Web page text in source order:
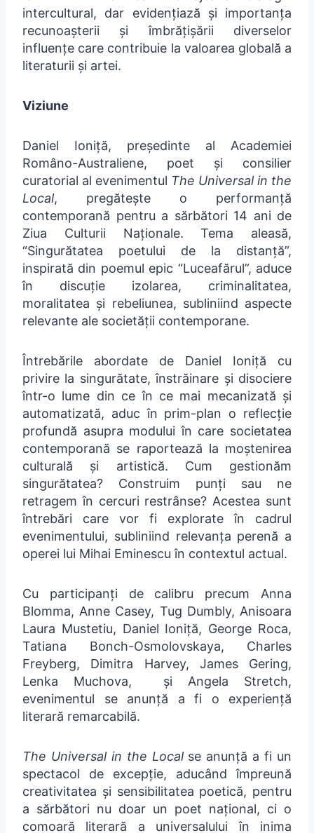
intercultural, dar evidențiază și importanța
recunoașterii și îmbrățișării diverselor
influențe care contribuie la valoarea globală a
literaturii și artei.
Viziune
Daniel Ioniță, președinte al Academiei
Româno-Australiene, poet și consilier
curatorial al evenimentul The Universal in the
Local, pregătește o performanță
contemporană pentru a sărbători 14 ani de
Ziua Culturii Naționale. Tema aleasă,
“Singurătatea poetului de la distanță”,
inspirată din poemul epic “Luceafărul”, aduce
în discuție izolarea, criminalitatea,
moralitatea și rebeliunea, subliniind aspecte
relevante ale societății contemporane.
Întrebările abordate de Daniel Ioniță cu
privire la singurătate, înstrăinare și disociere
într-o lume din ce în ce mai mecanizată și
automatizată, aduc în prim-plan o reflecție
profundă asupra modului în care societatea
contemporană se raportează la moștenirea
culturală și artistică. Cum gestionăm
singurătatea? Construim punți sau ne
retragem în cercuri restrânse? Acestea sunt
întrebări care vor fi explorate în cadrul
evenimentului, subliniind relevanța perenă a
operei lui Mihai Eminescu în contextul actual.
Cu participanți de calibru precum Anna
Blomma, Anne Casey, Tug Dumbly, Anisoara
Laura Mustetiu, Daniel Ioniță, George Roca,
Tatiana Bonch-Osmolovskaya, Charles
Freyberg, Dimitra Harvey, James Gering,
Lenka Muchova, și Angela Stretch,
evenimentul se anunță a fi o experiență
literară remarcabilă.
The Universal in the Localse anunță a fi un
spectacol de excepție, aducând împreună
creativitatea și sensibilitatea poetică, pentru
a sărbători nu doar un poet național, ci o
comoară literară a universalului în inima